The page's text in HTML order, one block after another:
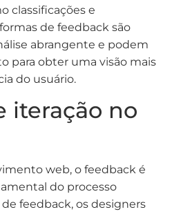
classificações e
de feedback são
abrangente e podem
para obter uma visão mais
do usuário.
iteração no
web, o feedback é
do processo
feedback, os designers